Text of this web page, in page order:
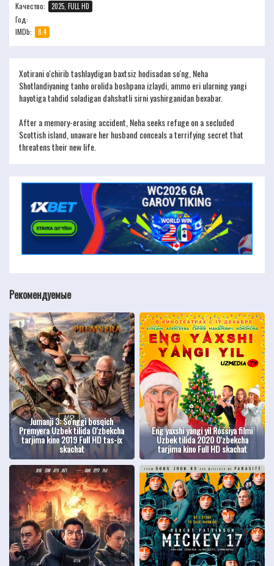
Качество:
2025, FULL HD
Год:
IMDb:
8.4
Xotirani o'chirib tashlaydigan baxtsiz hodisadan so'ng, Neha
Shotlandiyaning tanho orolida boshpana izlaydi, ammo eri ularning yangi
hayotiga tahdid soladigan dahshatli sirni yashirganidan bexabar.
After a memory-erasing accident, Neha seeks refuge on a secluded
Scottish island, unaware her husband conceals a terrifying secret that
threatens their new life.
Рекомендуемые
Jumanji 3: So'nggi bosqich
Premyera Uzbek tilida O'zbekcha
tarjima kino 2019 Full HD tas-ix
skachat
Eng yaxshi yangi yil Rossiya filmi
Uzbek tilida 2020 O'zbekcha
tarjima kino Full HD skachat